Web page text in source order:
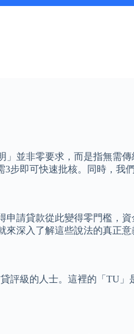
並非零要求，而是指無需
即可快速批核。同時，我
請貸款從此變得零門檻，
深入了解這些說法的真正
級的人士。這裡的「TU